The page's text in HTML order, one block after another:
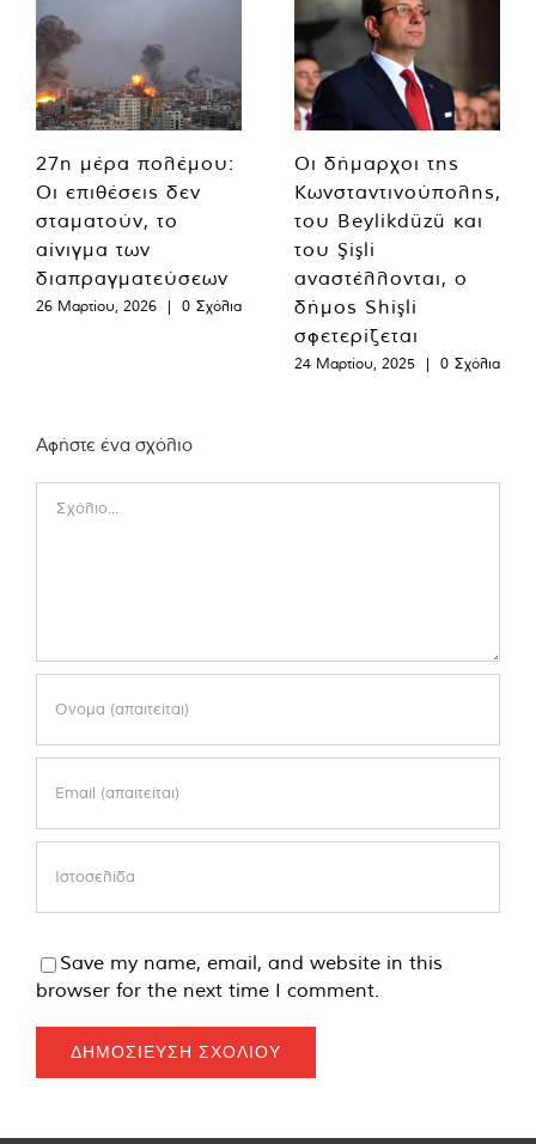
27η μέρα πολέμου:
Οι επιθέσεις δεν
σταματούν, το
αίνιγμα των
διαπραγματεύσεων
26 Μαρτίου, 2026 | 0 Σχόλια
Οι δήμαρχοι της
Κωνσταντινούπολης,
του Beylikdüzü και
του Şişli
αναστέλλονται, ο
δήμος Shişli
σφετερίζεται
24 Μαρτίου, 2025 | 0 Σχόλια
Αφήστε ένα σχόλιο
Save my name, email, and website in this
browser for the next time I comment.